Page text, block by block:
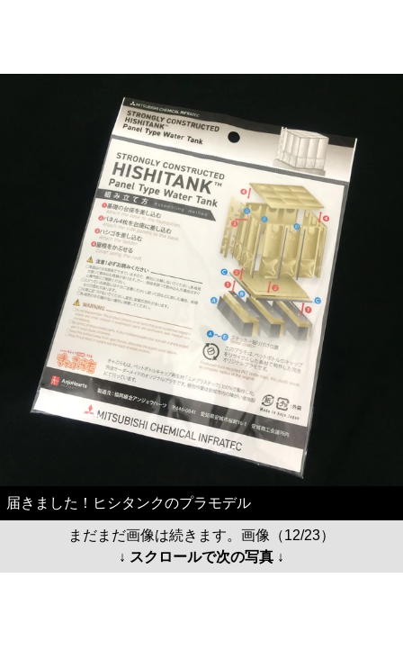
届きました！ヒシタンクのプラモデル
まだまだ画像は続きます。画像（12/23）
↓ スクロールで次の写真 ↓